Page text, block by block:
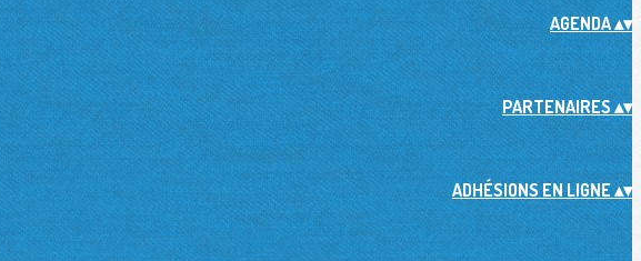
AGENDA▴▾
PARTENAIRES▴▾
ADHÉSIONS EN LIGNE▴▾